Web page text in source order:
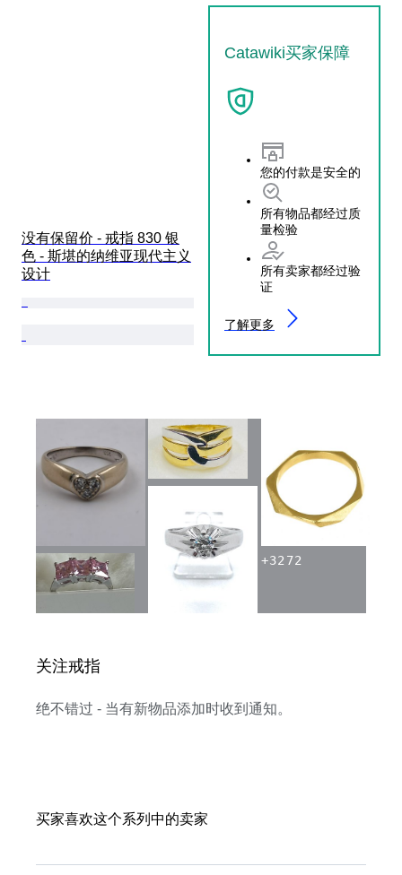
没有保留价 - 戒指 830 银
色 - 斯堪的纳维亚现代主义
设计
Catawiki买家保障
您的付款是安全的
所有物品都经过质
量检验
所有卖家都经过验
证
了解更多
关注戒指
绝不错过 - 当有新物品添加时收到通知。
+3272
买家喜欢这个系列中的卖家